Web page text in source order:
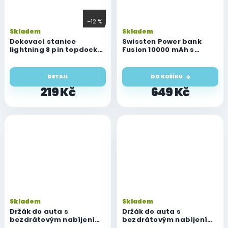
–12 %
Dokovací stanice
lightning 8 pin topdock
Skladem
219 Kč
DETAIL
Swissten Power bank
Fusion 10000 mAh s
Watch (kompatibilní s
MagSafe) stříbrná
Skladem
649 Kč
DO KOŠÍKU
Držák do auta s
bezdrátovým nabíjením
Skladem
Držák do auta s
bezdrátovým nabíjením
Skladem